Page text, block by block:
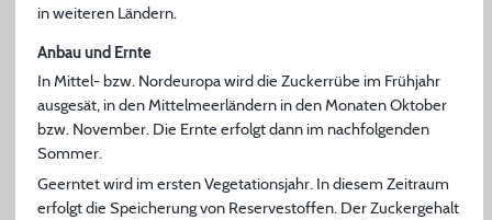
in weiteren Ländern.
Anbau und Ernte
In Mittel- bzw. Nordeuropa wird die Zuckerrübe im Frühjahr
ausgesät, in den Mittelmeerländern in den Monaten Oktober
bzw. November. Die Ernte erfolgt dann im nachfolgenden
Sommer.
Geerntet wird im ersten Vegetationsjahr. In diesem Zeitraum
erfolgt die Speicherung von Reservestoffen. Der Zuckergehalt